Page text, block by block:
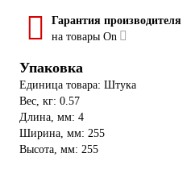
Гарантия производителя
на товары On
Упаковка
Единица товара: Штука
Вес, кг: 0.57
Длина, мм: 4
Ширина, мм: 255
Высота, мм: 255